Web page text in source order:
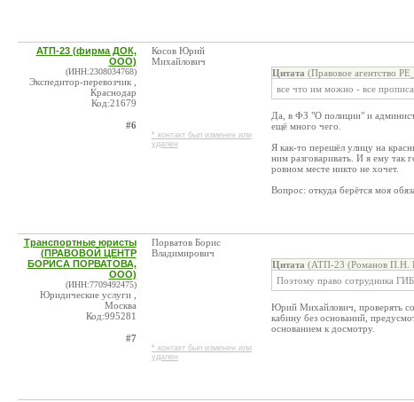
АТП-23 (фирма ДОК,
ООО)
(ИНН:2308034768)
Экспедитор-перевозчик ,
Краснодар
Код:21679
#6
Косов Юрий
Михайлович
* контакт был изменен или
удален
Цитата (Правовое агентство
все что им можно - все
Да, в ФЗ "О полиции" и
ещё много чего.
Я как-то перешёл улицу на
ним разговаривать. И я ему так
ровном месте никто не хочет.
Вопрос: откуда берётся моя
Транспортные юристы
(ПРАВОВОЙ ЦЕНТР
БОРИСА ПОРВАТОВА,
ООО)
(ИНН:7709492475)
Юридические услуги ,
Москва
Код:995281
#7
Порватов Борис
Владимирович
* контакт был изменен или
удален
Цитата (АТП-23 (Романов П.Н.
Поэтому право сотрудника
Юрий Михайлович, проверять
кабину без оснований,
основанием к досмотру.